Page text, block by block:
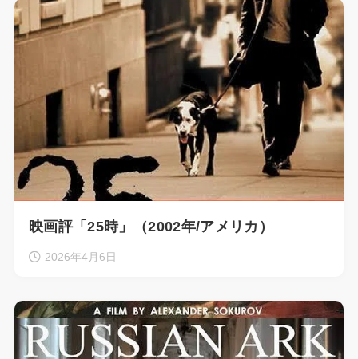
映画評「25時」（2002年/アメリカ）
2026年4月6日